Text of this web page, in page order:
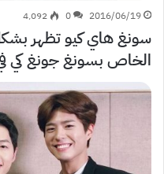
2016/06/19
0 4٬092
سونغ هاي كيو تظهر
الخاص بسونغ جونغ كي